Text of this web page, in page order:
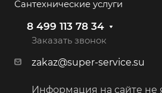
Сантехнические услуги
8 499 113 78 34
Заказать звонок
zakaz@super-service.su
Информация на сайте не